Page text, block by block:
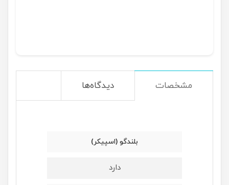
مشخصات دیدگاه‌ها
بلندگو (اسپیکر)
دارد